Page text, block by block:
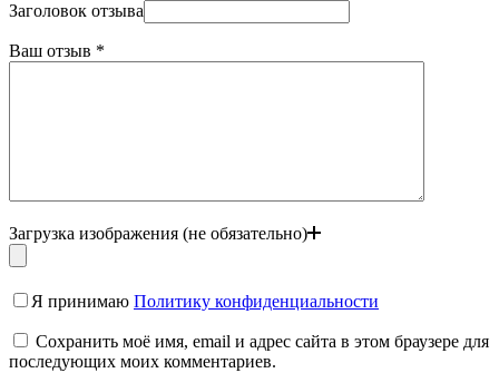
Заголовок отзыва
Ваш отзыв *
Загрузка изображения (не обязательно)
Я принимаю Политику конфиденциальности
Сохранить моё имя, email и адрес сайта в этом браузере для
последующих моих комментариев.